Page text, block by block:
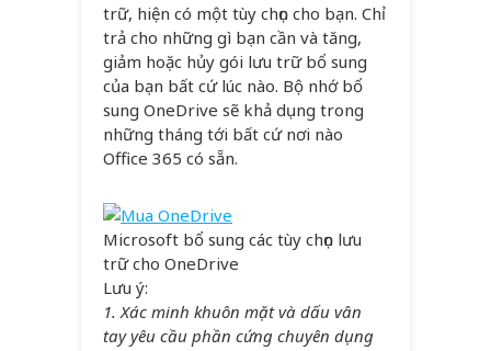
trữ, hiện có một tùy chọn cho bạn. Chỉ
trả cho những gì bạn cần và tăng,
giảm hoặc hủy gói lưu trữ bổ sung
của bạn bất cứ lúc nào. Bộ nhớ bổ
sung OneDrive sẽ khả dụng trong
những tháng tới bất cứ nơi nào
Office 365 có sẵn.
Microsoft bổ sung các tùy chọn lưu
trữ cho OneDrive
Lưu ý:
1. Xác minh khuôn mặt và dấu vân
tay yêu cầu phần cứng chuyên dụng